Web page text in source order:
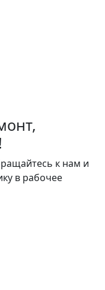
к нам и
в рабочее